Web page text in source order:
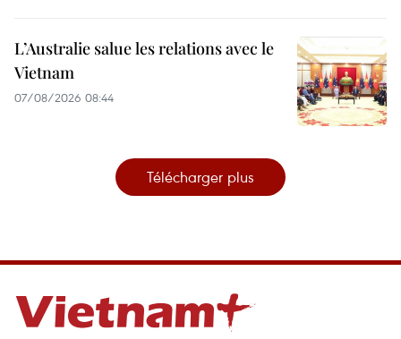
L’Australie salue les relations avec le
Vietnam
07/08/2026 08:44
Télécharger plus